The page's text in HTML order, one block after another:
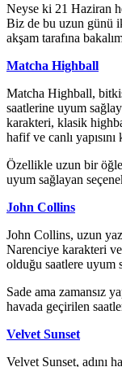
Neyse ki 21 Haziran
Biz de bu uzun günü
akşam tarafına
Matcha Highball
Matcha Highball,
saatlerine uyum
karakteri, klasik
hafif ve canlı
Özellikle uzun bir
uyum sağlayan
John Collins
John Collins, uzun
Narenciye karakteri ve
olduğu saatlere uyum
Sade ama zamansız
havada geçirilen
Velvet Sunset
Velvet Sunset, adını